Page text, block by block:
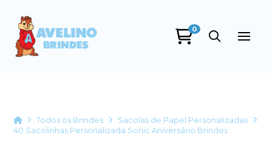
0
HomeTodos os Brindes
Sacolas de Papel Personalizadas
40 Sacolinhas Personalizada Sonic Aniversário Brindes